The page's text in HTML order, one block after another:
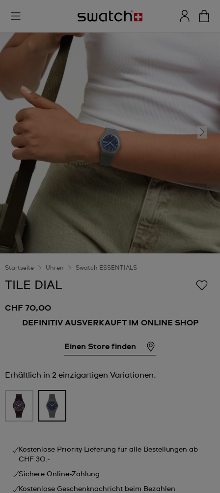
Startseite Uhren Swatch ESSENTIALS
TILE DIAL
CHF 70,00
DEFINITIV AUSVERKAUFT IM ONLINE SHOP
Einen Store finden
Erhältlich in 2 einzigartigen Variationen.
Kostenlose Priority Lieferung für alle Bestellungen ab
CHF 30.-
Sichere Online-Zahlung
Kostenlose Geschenknachricht beim Bezahlen